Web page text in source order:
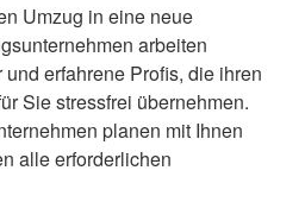
Umzug in eine neue
arbeiten
erfahrene Profis, die ihren
Sie stressfrei übernehmen.
planen mit Ihnen
alle erforderlichen